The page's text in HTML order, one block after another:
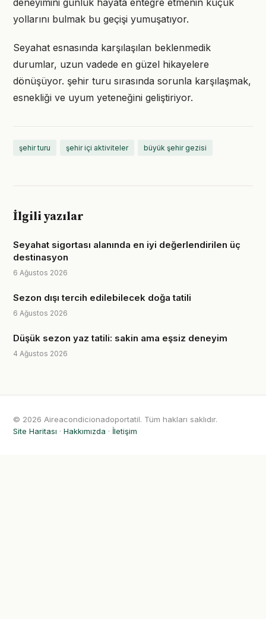
deneyimini günlük hayata entegre etmenin küçük
yollarını bulmak bu geçişi yumuşatıyor.
Seyahat esnasında karşılaşılan beklenmedik
durumlar, uzun vadede en güzel hikayelere
dönüşüyor. şehir turu sırasında sorunla karşılaşmak,
esnekliği ve uyum yeteneğini geliştiriyor.
şehir turu şehir içi aktiviteler büyük şehir gezisi
İlgili yazılar
Seyahat sigortası alanında en iyi değerlendirilen üç
destinasyon
6 Ağustos 2026
Sezon dışı tercih edilebilecek doğa tatili
6 Ağustos 2026
Düşük sezon yaz tatili: sakin ama eşsiz deneyim
4 Ağustos 2026
© 2026 Aireacondicionadoportatil. Tüm hakları saklıdır.
Site Haritası · Hakkımızda · İletişim